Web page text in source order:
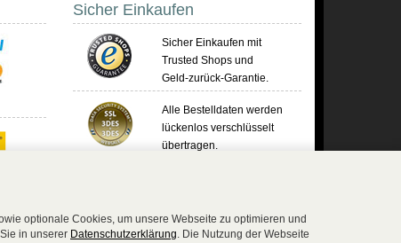
Sicher Einkaufen
Sicher Einkaufen mit
Trusted Shops und
Geld-zurück-Garantie.
Alle Bestelldaten werden
lückenlos verschlüsselt
übertragen.
optionale Cookies, um unsere Webseite zu optimieren und
in unserer Datenschutzerklärung. Die Nutzung der Webseite